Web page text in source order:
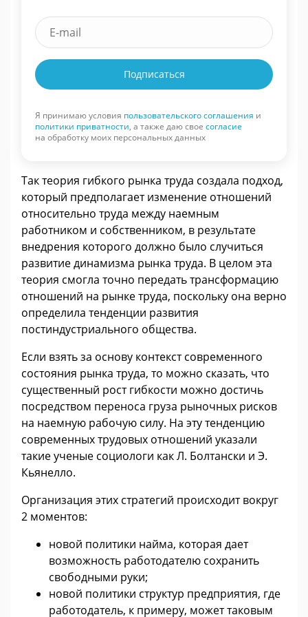
Подписаться
Я принимаю условия пользовательского соглашения и
политики приватности, а также даю свое согласие
на обработку моих персональных данных
Так теория гибкого рынка труда создала подход,
который предполагает изменение отношений
относительно труда между наемным
работником и собственником, в результате
внедрения которого должно было случиться
развитие динамизма рынка труда. В целом эта
теория смогла точно передать трансформацию
отношений на рынке труда, поскольку она верно
определила тенденции развития
постиндустриального общества.
Если взять за основу контекст современного
состояния рынка труда, то можно сказать, что
существенный рост гибкости можно достичь
посредством переноса груза рыночных рисков
на наемную рабочую силу. На эту тенденцию
современных трудовых отношений указали
такие ученые социологи как Л. Болтански и Э.
Кьянелло.
Организация этих стратегий происходит вокруг
2 моментов:
новой политики найма, которая дает
возможность работодателю сохранить
свободными руки;
новой политики структур предприятия, где
работодатель, к примеру, может таковым